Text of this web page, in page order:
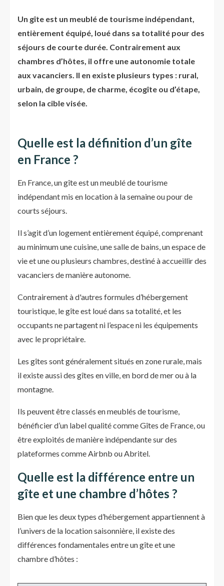
Un gîte est un meublé de tourisme indépendant,
entièrement équipé, loué dans sa totalité pour des
séjours de courte durée. Contrairement aux
chambres d’hôtes, il offre une autonomie totale
aux vacanciers. Il en existe plusieurs types : rural,
urbain, de groupe, de charme, écogîte ou d’étape,
selon la cible visée.
Quelle est la définition d’un gîte
en France ?
En France, un gîte est un meublé de tourisme
indépendant mis en location à la semaine ou pour de
courts séjours.
Il s’agit d’un logement entièrement équipé, comprenant
au minimum une cuisine, une salle de bains, un espace de
vie et une ou plusieurs chambres, destiné à accueillir des
vacanciers de manière autonome.
Contrairement à d'autres formules d’hébergement
touristique, le gîte est loué dans sa totalité, et les
occupants ne partagent ni l’espace ni les équipements
avec le propriétaire.
Les gîtes sont généralement situés en zone rurale, mais
il existe aussi des gîtes en ville, en bord de mer ou à la
montagne.
Ils peuvent être classés en meublés de tourisme,
bénéficier d’un label qualité comme Gîtes de France, ou
être exploités de manière indépendante sur des
plateformes comme Airbnb ou Abritel.
Quelle est la différence entre un
gîte et une chambre d’hôtes ?
Bien que les deux types d’hébergement appartiennent à
l’univers de la location saisonnière, il existe des
différences fondamentales entre un gîte et une
chambre d’hôtes :